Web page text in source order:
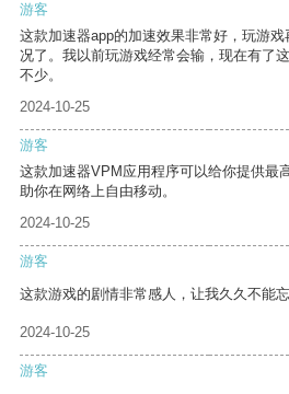
游客
这款加速器app的加速效果非常好，玩游
况了。我以前玩游戏经常会输，现在有了
不少。
2024-10-25
游客
这款加速器VPM应用程序可以给你提供最
助你在网络上自由移动。
2024-10-25
游客
这款游戏的剧情非常感人，让我久久不能忘
2024-10-25
游客